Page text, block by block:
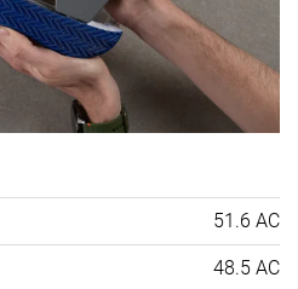
51.6 AC
48.5 AC